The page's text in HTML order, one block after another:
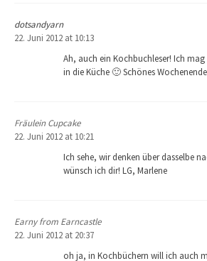
dotsandyarn
22. Juni 2012 at 10:13
Ah, auch ein Kochbuchleser! Ich
in die Küche 🙂 Schönes
Fräulein Cupcake
22. Juni 2012 at 10:21
Ich sehe, wir denken über dasselbe
wünsch ich dir! LG, Marlene
Earny from Earncastle
22. Juni 2012 at 20:37
oh ja, in Kochbüchern will ich auch